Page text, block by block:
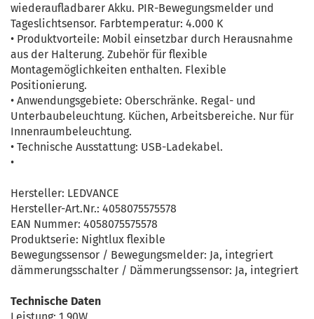
wiederaufladbarer Akku. PIR-Bewegungsmelder und
Tageslichtsensor. Farbtemperatur: 4.000 K
• Produktvorteile: Mobil einsetzbar durch Herausnahme
aus der Halterung. Zubehör für flexible
Montagemöglichkeiten enthalten. Flexible
Positionierung.
• Anwendungsgebiete: Oberschränke. Regal- und
Unterbaubeleuchtung. Küchen, Arbeitsbereiche. Nur für
Innenraumbeleuchtung.
• Technische Ausstattung: USB-Ladekabel.
•
Hersteller: LEDVANCE
Hersteller-Art.Nr.: 4058075575578
EAN Nummer: 4058075575578
Produktserie: Nightlux flexible
Bewegungssensor / Bewegungsmelder: Ja, integriert
dämmerungsschalter / Dämmerungssensor: Ja, integriert
Technische Daten